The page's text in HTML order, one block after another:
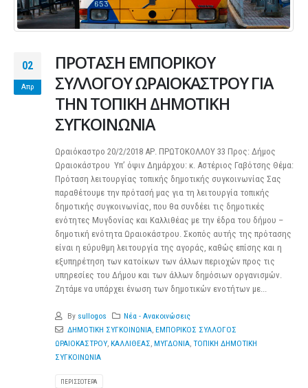
02
Απρ
ΠΡΟΤΑΣΗ ΕΜΠΟΡΙΚΟΥ
ΣΥΛΛΟΓΟΥ ΩΡΑΙΟΚΑΣΤΡΟΥ ΓΙΑ
ΤΗΝ ΤΟΠΙΚΗ ΔΗΜΟΤΙΚΗ
ΣΥΓΚΟΙΝΩΝΙΑ
Ωραιόκαστρο 20/2/2018 ΑΡ. ΠΡΩΤΟΚΟΛΛΟΥ 33 Προς: Δήμος
Ωραιοκάστρου Υπ’ όψιν Δημάρχου: κ. Αστέριος Γαβότσης Θέμα:
Πρόταση λειτουργίας τοπικής δημοτικής συγκοινωνίας Σας
παραθέτουμε την πρότασή μας για τη λειτουργία τοπικής
δημοτικής συγκοινωνίας, που θα συνδέει τις δημοτικές
ενότητες Μυγδονίας και Καλλιθέας με την έδρα του δήμου –
δημοτική ενότητα Ωραιοκάστρου. Σκοπός αυτής της πρότασης
είναι η εύρυθμη λειτουργία της αγοράς, καθώς επίσης και η
εξυπηρέτηση των κατοίκων των άλλων περιοχών προς τις
υπηρεσίες του Δήμου και των άλλων δημόσιων οργανισμών.
Ζητάμε να υπάρχει ένωση των δημοτικών ενοτήτων με...
By sullogos
Νέα - Ανακοινώσεις
ΔΗΜΟΤΙΚΗ ΣΥΓΚΟΙΝΩΝΙΑ, ΕΜΠΟΡΙΚΟΣ ΣΥΛΛΟΓΟΣ
ΩΡΑΙΟΚΑΣΤΡΟΥ, ΚΑΛΛΙΘΕΑΣ, ΜΥΓΔΟΝΙΑ, ΤΟΠΙΚΗ ΔΗΜΟΤΙΚΗ
ΣΥΓΚΟΙΝΩΝΙΑ
ΠΕΡΙΣΣΌΤΕΡΑ